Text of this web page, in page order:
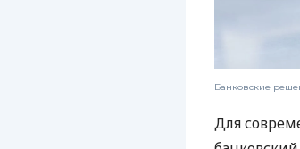
Банковские
Для